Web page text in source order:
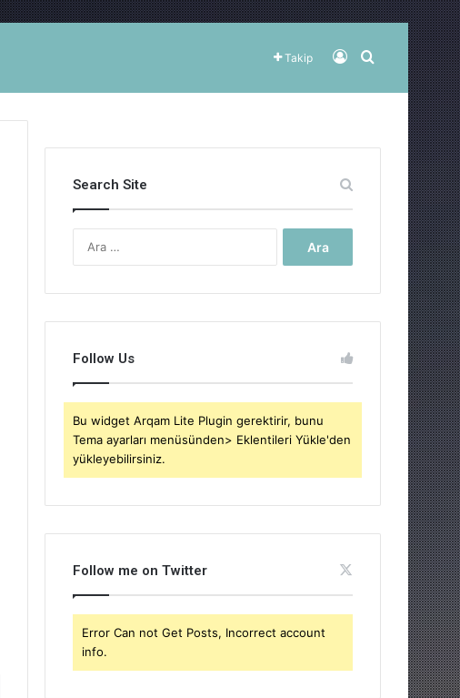
Takip Kayıt OlArama yap
Search Site
Follow Us
Bu widget Arqam Lite Plugin gerektirir, bunu
Tema ayarları menüsünden> Eklentileri Yükle'den
yükleyebilirsiniz.
Follow me on Twitter
Error Can not Get Posts, Incorrect account
info.